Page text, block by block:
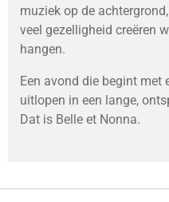
muziek op de
veel gezelligheid creëren
hangen.
Een avond die begint met
uitlopen in een lange,
Dat is Belle et Nonna.